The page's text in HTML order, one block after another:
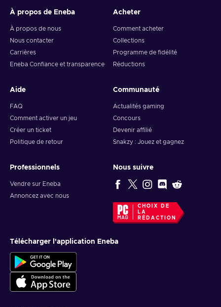
À propos de Eneba
À propos de nous
Nous contacter
Carrières
Eneba Confiance et transparence
Acheter
Comment acheter
Collections
Programme de fidélité
Réductions
Aide
FAQ
Comment activer un jeu
Créer un ticket
Politique de retour
Communauté
Actualités gaming
Concours
Devenir affilié
Snakzy : Jouez et gagnez
Professionnels
Vendre sur Eneba
Annoncez avec nous
Nous suivre
CHOIX DE
LA
RÉDACTION
Télécharger l'application Eneba